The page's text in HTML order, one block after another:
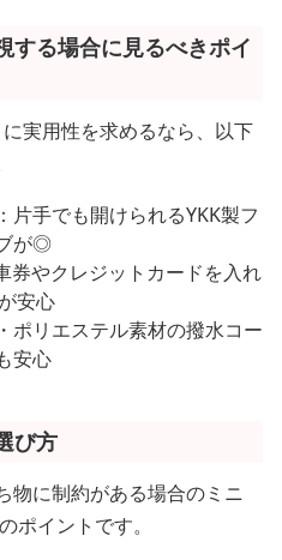
する場合に見るべきポイ
実用性を求めるなら、以下
：片手でも開けられるYKK製フ
が◎
券やクレジットカードを入れ
安心
ポリエステル素材の撥水コー
安心
び方
物に制約がある場合のミニ
ポイントです。